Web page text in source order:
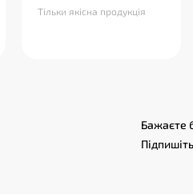
Тільки якісна продукція
Бажаєте